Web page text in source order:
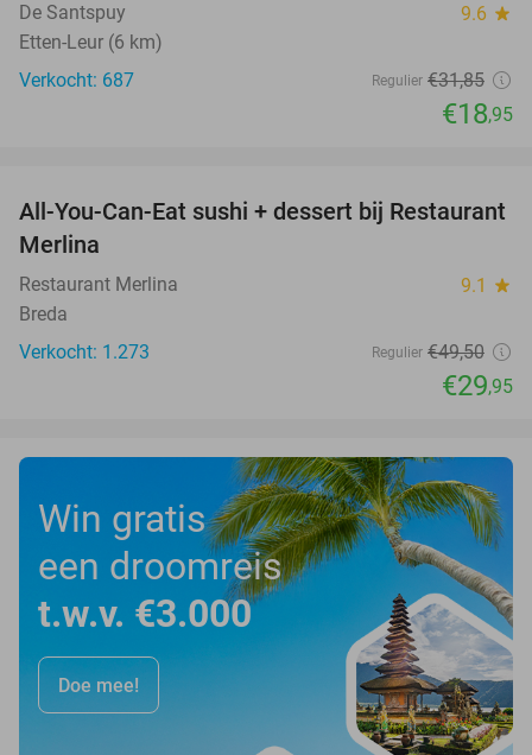
De Santspuy 9.6 star
Etten-Leur (6 km)
Verkocht: 687
Regulier €31,85
€18,95
39%
All-You-Can-Eat sushi + dessert bij Restaurant
Merlina
Restaurant Merlina 9.1 star
Breda
Verkocht: 1.273
Regulier €49,50
€29,95
Win gratis
een droomreis
t.w.v. €3.000
Doe mee!